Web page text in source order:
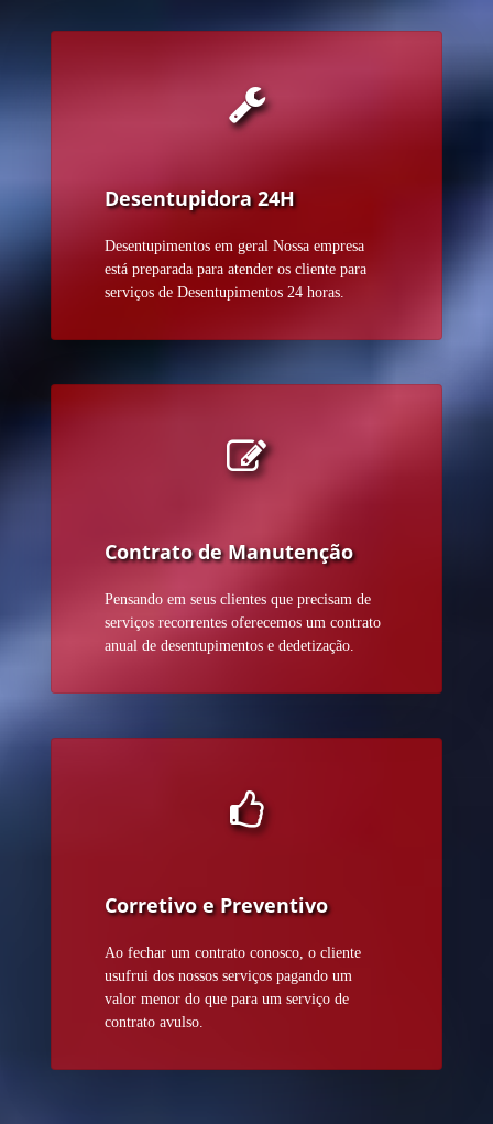
Desentupidora 24H
Desentupimentos em geral Nossa empresa
está preparada para atender os cliente para
serviços de Desentupimentos 24 horas.
Contrato de Manutenção
Pensando em seus clientes que precisam de
serviços recorrentes oferecemos um contrato
anual de desentupimentos e dedetização.
Corretivo e Preventivo
Ao fechar um contrato conosco, o cliente
usufrui dos nossos serviços pagando um
valor menor do que para um serviço de
contrato avulso.